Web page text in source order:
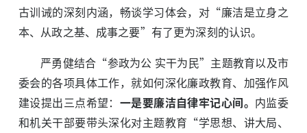
古训诫的深刻内涵，畅谈学习体会，对“廉洁是立身之
本、从政之基、成事之要”有了更为深刻的认识。
严勇健结合“参政为公 实干为民”主题教育以及市
委会的各项具体工作，就如何深化廉政教育、加强作风
建设提出三点希望： 一是要廉洁自律牢记心间。 内监委
和机关干部要带头深化对主题教育“学思想、讲大局、